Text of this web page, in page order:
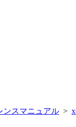
ンスマニュアル >